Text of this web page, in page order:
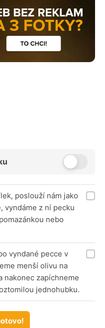
poslouží nám jako
vyndáme z ní pecku
nebo
vyndané pecce v
menší olivu na
nakonec zapíchneme
jednohubku.